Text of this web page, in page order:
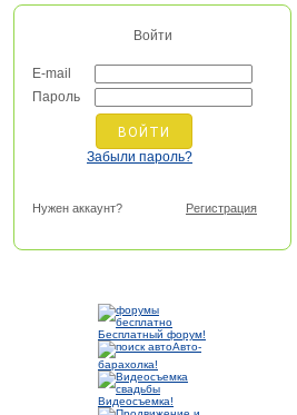
Войти
E-mail
Пароль
Забыли пароль?
Нужен аккаунт? Регистрация
Бесплатный форум!
Авто-
барахолка!
Видеосъемка!